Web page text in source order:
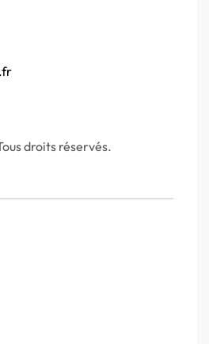
droits réservés.